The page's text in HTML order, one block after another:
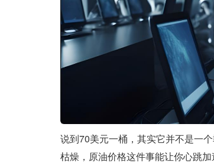
说到70美元一桶，其实它并不是一
枯燥，原油价格这件事能让你心跳